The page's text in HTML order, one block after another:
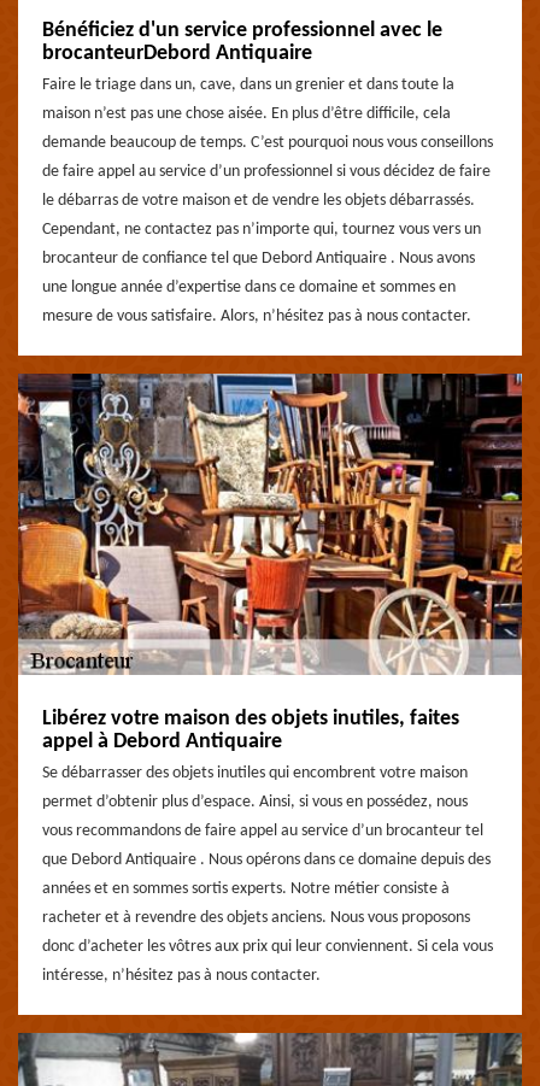
Bénéficiez d'un service professionnel avec le
brocanteurDebord Antiquaire
Faire le triage dans un, cave, dans un grenier et dans toute la
maison n’est pas une chose aisée. En plus d’être difficile, cela
demande beaucoup de temps. C’est pourquoi nous vous conseillons
de faire appel au service d’un professionnel si vous décidez de faire
le débarras de votre maison et de vendre les objets débarrassés.
Cependant, ne contactez pas n’importe qui, tournez vous vers un
brocanteur de confiance tel que Debord Antiquaire . Nous avons
une longue année d’expertise dans ce domaine et sommes en
mesure de vous satisfaire. Alors, n’hésitez pas à nous contacter.
Libérez votre maison des objets inutiles, faites
appel à Debord Antiquaire
Se débarrasser des objets inutiles qui encombrent votre maison
permet d’obtenir plus d’espace. Ainsi, si vous en possédez, nous
vous recommandons de faire appel au service d’un brocanteur tel
que Debord Antiquaire . Nous opérons dans ce domaine depuis des
années et en sommes sortis experts. Notre métier consiste à
racheter et à revendre des objets anciens. Nous vous proposons
donc d’acheter les vôtres aux prix qui leur conviennent. Si cela vous
intéresse, n’hésitez pas à nous contacter.